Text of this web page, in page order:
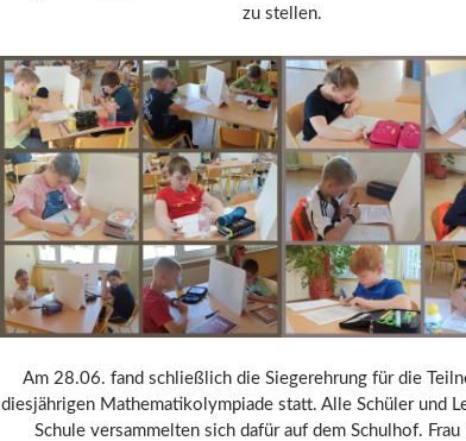
zu stellen.
Am 28.06. fand schließlich die Siegerehrung für die
diesjährigen Mathematikolympiade statt. Alle Schüler und
Schule versammelten sich dafür auf dem Schulhof.